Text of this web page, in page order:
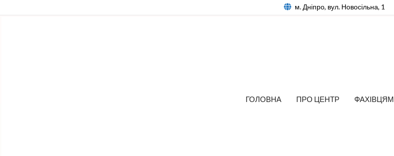
м. Дніпро, вул. Новосільна, 1
ГОЛОВНА ПРО ЦЕНТР ФАХІВЦЯМ